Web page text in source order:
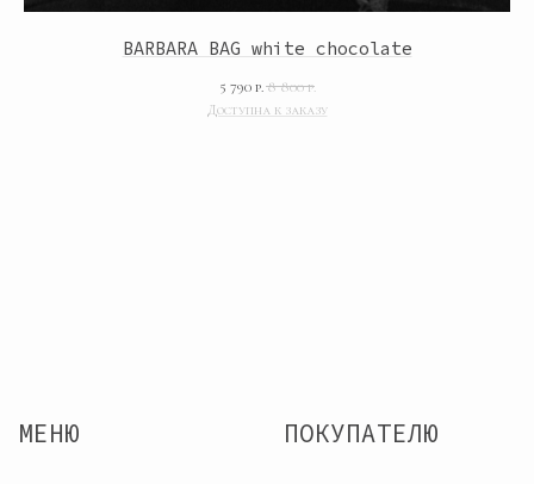
BARBARA BAG white chocolate
5 790 р. 8 800 р.